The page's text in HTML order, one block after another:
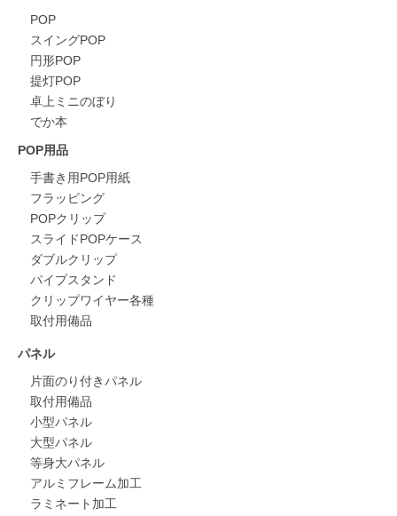
POP
スイングPOP
円形POP
提灯POP
卓上ミニのぼり
でか本
POP用品
手書き用POP用紙
フラッピング
POPクリップ
スライドPOPケース
ダブルクリップ
パイプスタンド
クリップワイヤー各種
取付用備品
パネル
片面のり付きパネル
取付用備品
小型パネル
大型パネル
等身大パネル
アルミフレーム加工
ラミネート加工